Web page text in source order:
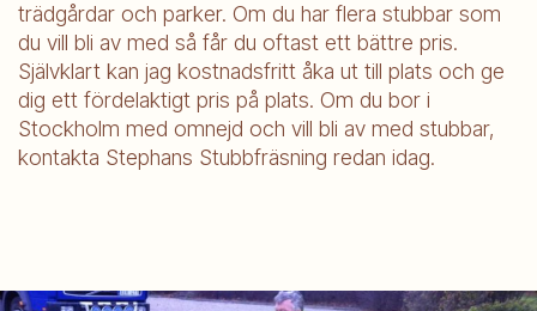
trädgårdar och parker. Om du har flera stubbar som
du vill bli av med så får du oftast ett bättre pris.
Självklart kan jag kostnadsfritt åka ut till plats och ge
dig ett fördelaktigt pris på plats. Om du bor i
Stockholm med omnejd och vill bli av med stubbar,
kontakta Stephans Stubbfräsning redan idag.